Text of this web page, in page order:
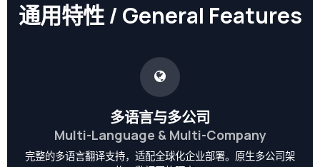
通用特性 / General Features
多语言与多公司
Multi-Language & Multi-Company
完整的多语言翻译支持，适配全球化企业部署。原生多公司架